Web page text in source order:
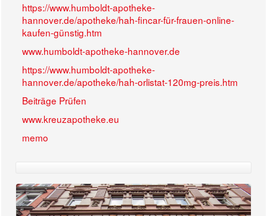
https://www.humboldt-apotheke-
hannover.de/apotheke/hah-fincar-für-frauen-online-
kaufen-günstig.htm
www.humboldt-apotheke-hannover.de
https://www.humboldt-apotheke-
hannover.de/apotheke/hah-orlistat-120mg-preis.htm
Beiträge Prüfen
www.kreuzapotheke.eu
memo